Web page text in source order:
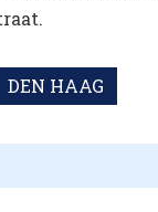
DEN HAAG